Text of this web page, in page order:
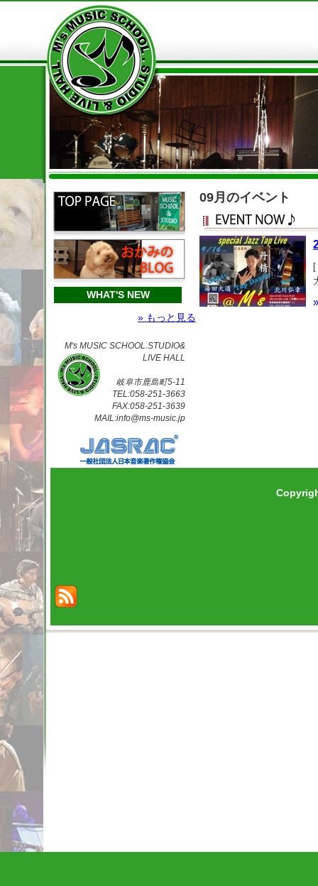
WHAT'S NEW
» もっと見る
M's MUSIC SCHOOL.STUDIO&
LIVE HALL
岐阜市鹿島町5-11
TEL:058-251-3663
FAX:058-251-3639
MAIL:info@ms-music.jp
09月のイベント